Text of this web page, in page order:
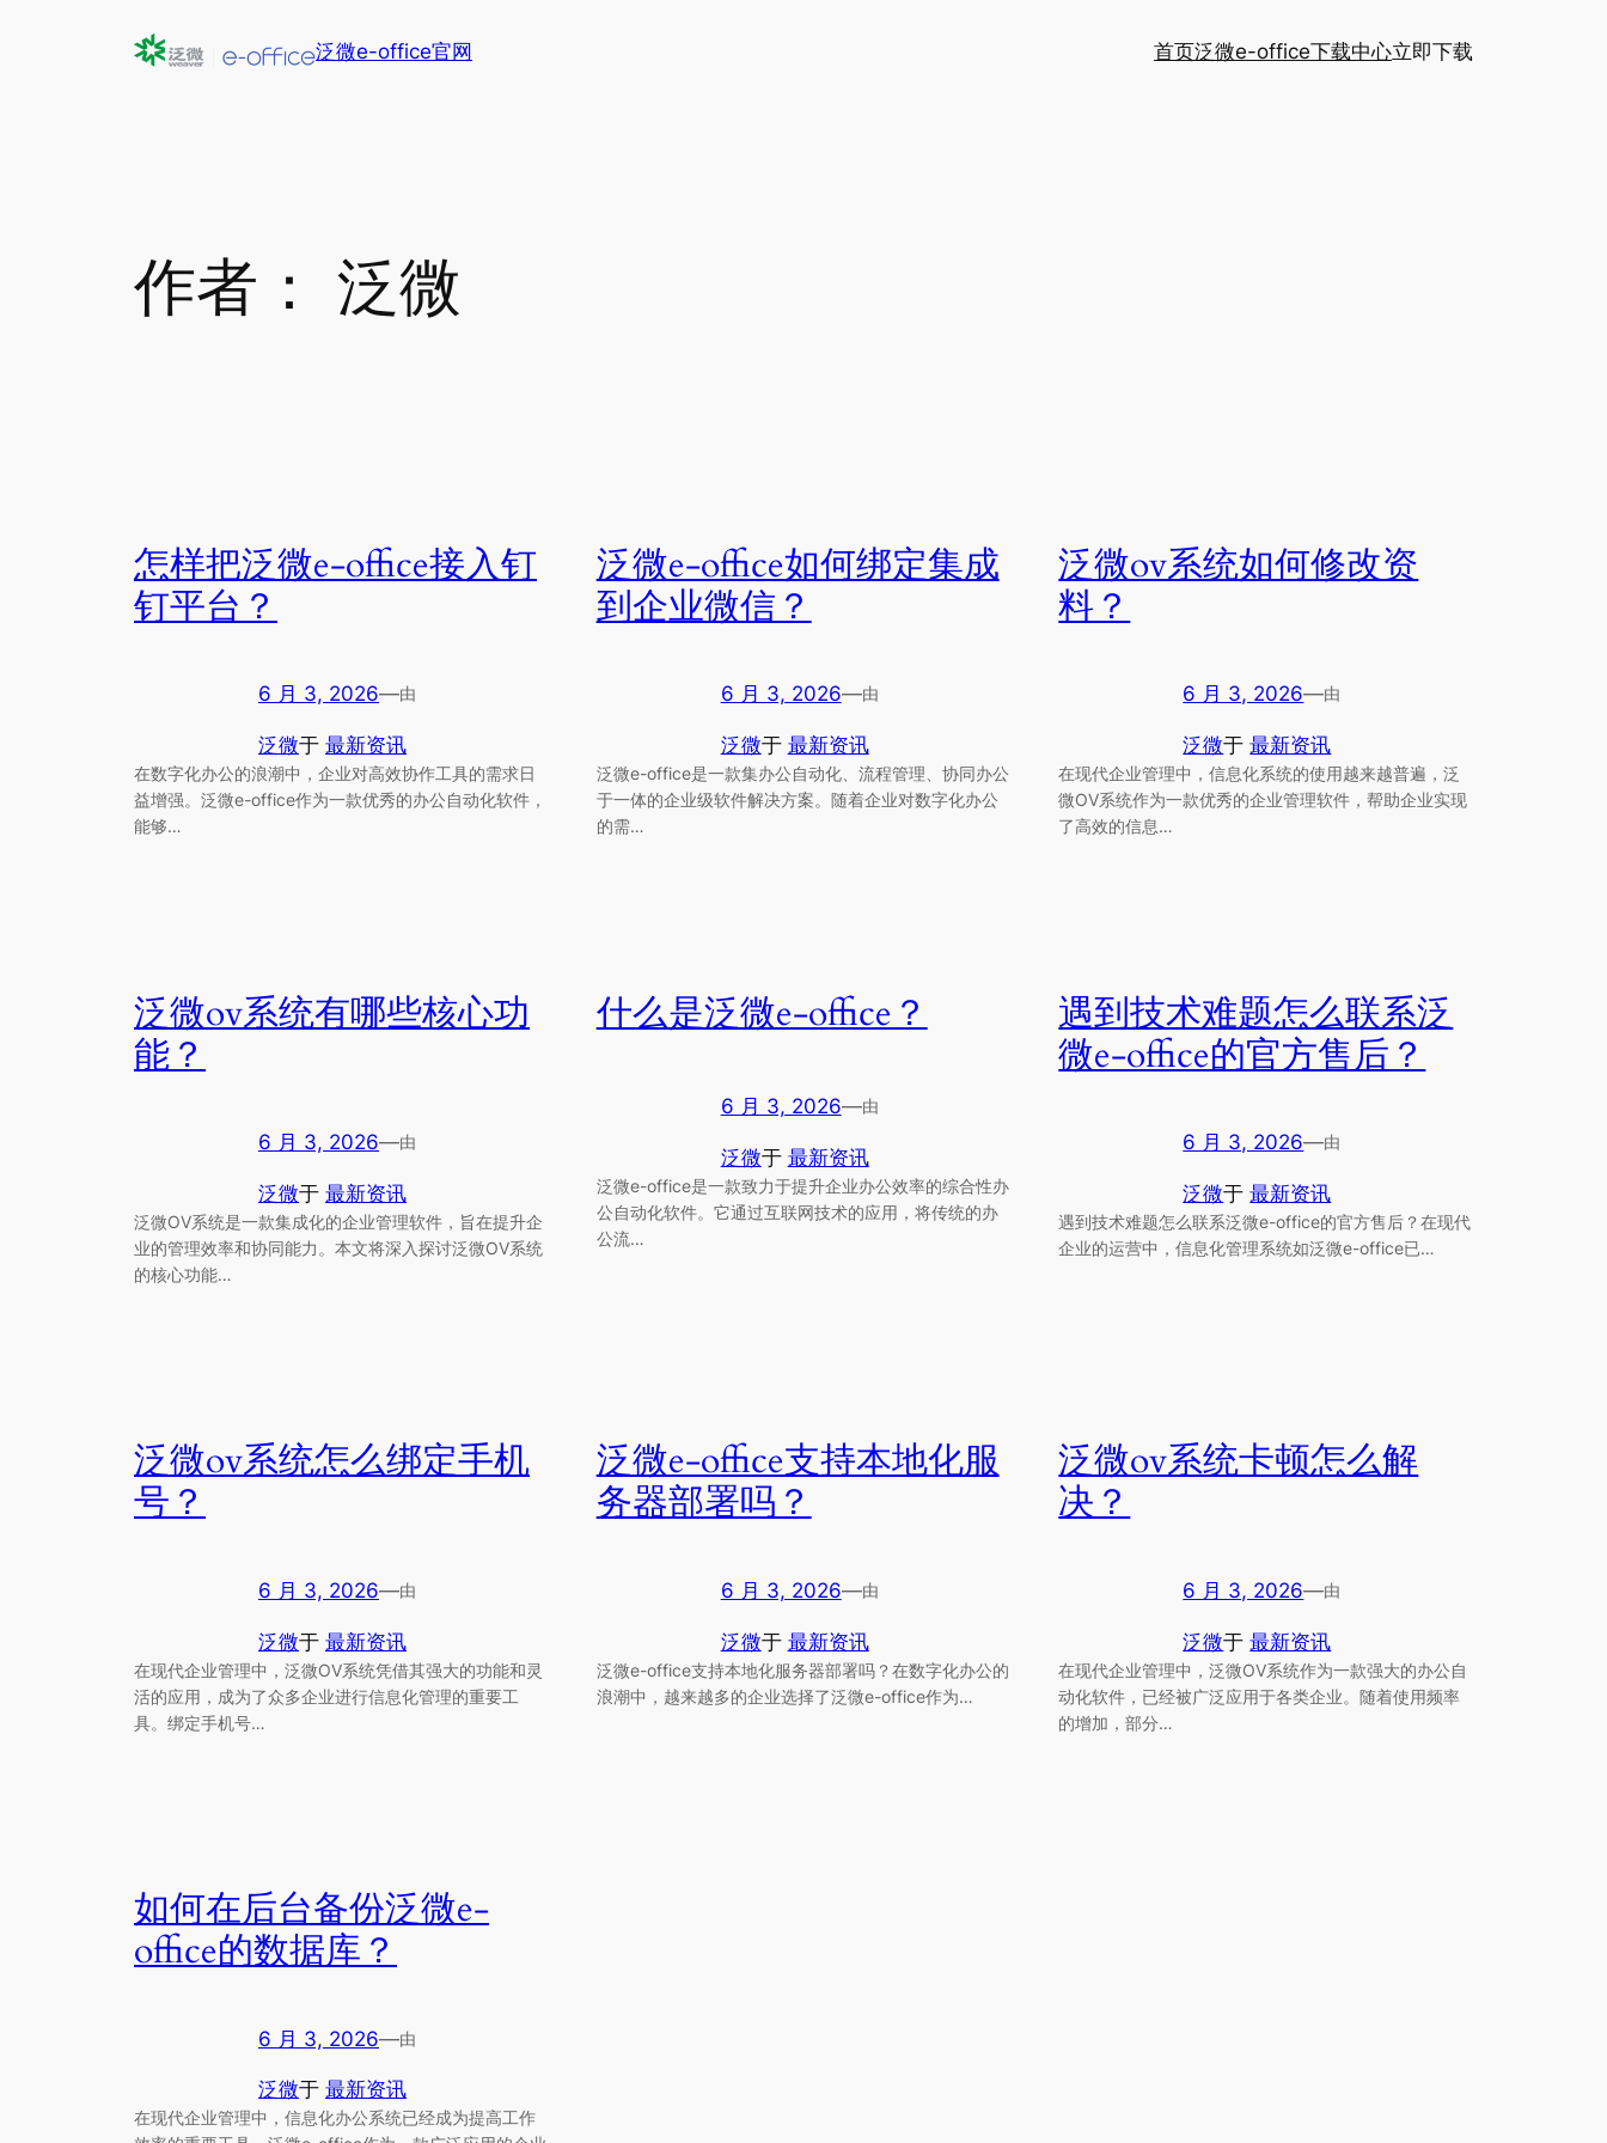
泛微e-office官网 首页泛微e-office下载中心立即下载
作者： 泛微
怎样把泛微e-office接入钉
钉平台？
6 月 3, 2026—由
泛微于 最新资讯
在数字化办公的浪潮中，企业对高效协作工具的需求日
益增强。泛微e-office作为一款优秀的办公自动化软件，
能够…
泛微e-office如何绑定集成
到企业微信？
6 月 3, 2026—由
泛微于 最新资讯
泛微e-office是一款集办公自动化、流程管理、协同办公
于一体的企业级软件解决方案。随着企业对数字化办公
的需…
泛微ov系统如何修改资
料？
6 月 3, 2026—由
泛微于最新资讯
在现代企业管理中，信息化系统的使用越来越普遍，泛
微OV系统作为一款优秀的企业管理软件，帮助企业实现
了高效的信息…
泛微ov系统有哪些核心功
能？
6 月 3, 2026—由
泛微于 最新资讯
泛微OV系统是一款集成化的企业管理软件，旨在提升企
业的管理效率和协同能力。本文将深入探讨泛微OV系统
的核心功能…
什么是泛微e-office？
6 月 3, 2026—由
泛微于 最新资讯
泛微e-office是一款致力于提升企业办公效率的综合性办
公自动化软件。它通过互联网技术的应用，将传统的办
公流…
遇到技术难题怎么联系泛
微e-office的官方售后？
6 月 3, 2026—由
泛微于最新资讯
遇到技术难题怎么联系泛微e-office的官方售后？在现代
企业的运营中，信息化管理系统如泛微e-office已…
泛微ov系统怎么绑定手机
号？
6 月 3, 2026—由
泛微于 最新资讯
在现代企业管理中，泛微OV系统凭借其强大的功能和灵
活的应用，成为了众多企业进行信息化管理的重要工
具。绑定手机号…
泛微e-office支持本地化服
务器部署吗？
6 月 3, 2026—由
泛微于 最新资讯
泛微e-office支持本地化服务器部署吗？在数字化办公的
浪潮中，越来越多的企业选择了泛微e-office作为…
泛微ov系统卡顿怎么解
决？
6 月 3, 2026—由
泛微于最新资讯
在现代企业管理中，泛微OV系统作为一款强大的办公自
动化软件，已经被广泛应用于各类企业。随着使用频率
的增加，部分…
如何在后台备份泛微e-
office的数据库？
6 月 3, 2026—由
泛微于 最新资讯
在现代企业管理中，信息化办公系统已经成为提高工作